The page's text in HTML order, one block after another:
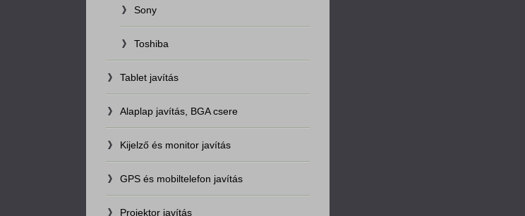
Sony
Toshiba
Tablet javítás
Alaplap javítás, BGA csere
Kijelző és monitor javítás
GPS és mobiltelefon javítás
Projektor javítás